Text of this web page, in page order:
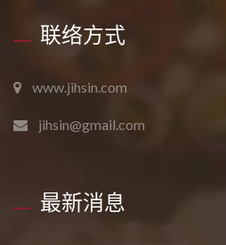
联络方式
www.jihsin.com
jihsin@gmail.com
最新消息